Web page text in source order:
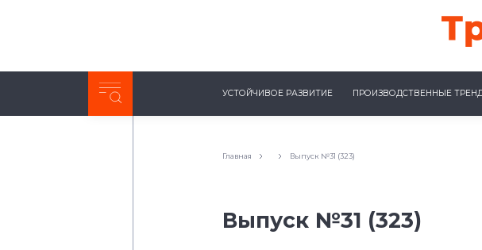
Неделя с ТМК. Выпуск №27 (225)
УСТОЙЧИВОЕ РАЗВИТИЕ ПРОИЗВОДСТВЕННЫЕ
Главная Выпуск №31 (323)
Выпуск №31 (323)